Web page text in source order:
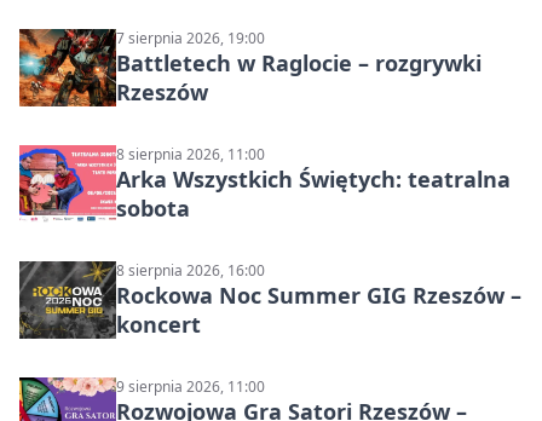
7 sierpnia 2026, 19:00
Battletech w Raglocie – rozgrywki
Rzeszów
8 sierpnia 2026, 11:00
Arka Wszystkich Świętych: teatralna
sobota
8 sierpnia 2026, 16:00
Rockowa Noc Summer GIG Rzeszów –
koncert
9 sierpnia 2026, 11:00
Rozwojowa Gra Satori Rzeszów –